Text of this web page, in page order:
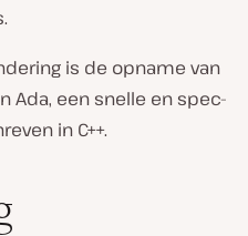
is de opname van
Ada, een snelle en spec-
in C++.